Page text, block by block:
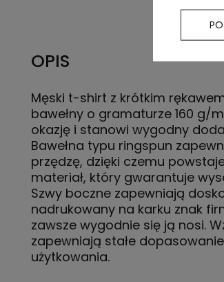
OPIS
Męski t-shirt z krótkim
bawełny o gramaturze 160 g/
okazję i stanowi wygodny
Bawełna typu ringspun
przędzę, dzięki czemu
materiał, który gwarantuje
Szwy boczne zapewniają
nadrukowany na karku znak
zawsze wygodnie się ją nosi.
zapewniają stałe
użytkowania.